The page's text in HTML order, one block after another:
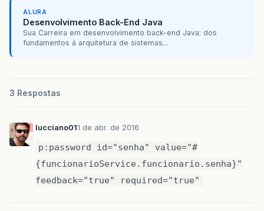
ALURA
Desenvolvimento Back-End Java
Sua Carreira em desenvolvimento back-end Java: dos
fundamentos à arquitetura de sistemas...
3 Respostas
lucciano011 de abr. de 2016
p:password id="senha" value="#
{funcionarioService.funcionario.senha}"
feedback="true" required="true"